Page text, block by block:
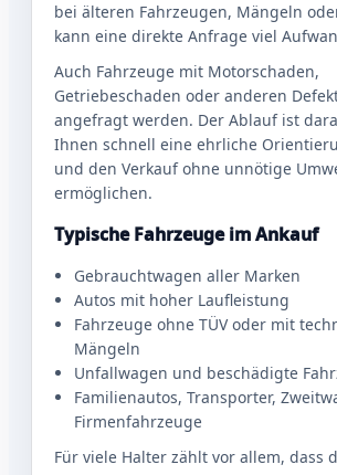
bei älteren Fahrzeugen, Mängeln
kann eine direkte Anfrage viel
Auch Fahrzeuge mit Motorschaden,
Getriebeschaden oder anderen
angefragt werden. Der Ablauf ist
Ihnen schnell eine ehrliche
und den Verkauf ohne unnötige
ermöglichen.
Typische Fahrzeuge im Ankauf
Gebrauchtwagen aller Marken
Autos mit hoher Laufleistung
Fahrzeuge ohne TÜV oder mit
Mängeln
Unfallwagen und beschädigte
Familienautos, Transporter,
Firmenfahrzeuge
Für viele Halter zählt vor allem, dass